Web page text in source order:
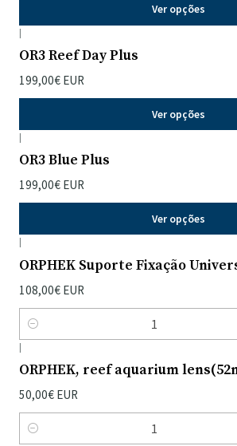
Ver opções
|
OR3 Reef Day Plus
199,00€ EUR
Ver opções
|
OR3 Blue Plus
199,00€ EUR
Ver opções
|
ORPHEK Suporte Fixação
108,00€ EUR
Quantidade
|
ORPHEK, reef aquarium
50,00€ EUR
Quantidade